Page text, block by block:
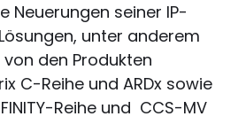
Neuerungen seiner IP-
unter anderem
den Produkten
C-Reihe und ARDx sowie
Reihe und CCS-MV